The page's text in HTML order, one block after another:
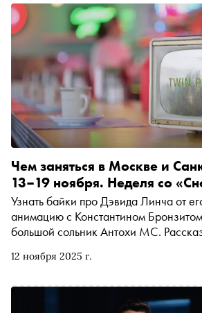
12 ноября 2025 г.
Чем заняться в Москве и
13–19 ноября. Неделя со
Узнать байки про Дэвида Линча от
анимацию с Константином
большой сольник Антохи МС.